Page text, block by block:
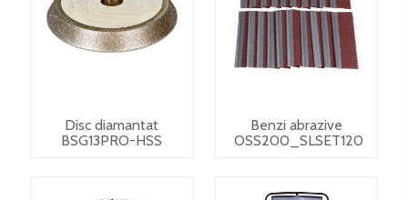
Disc diamantat
BSG13PRO-HSS
Benzi abrazive
OSS200_SLSET120